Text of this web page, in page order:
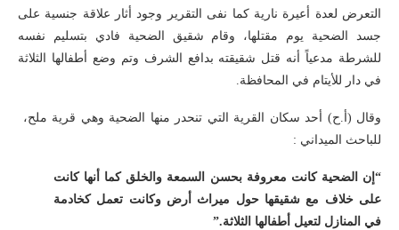
التعرض لعدة أعيرة نارية كما نفى التقرير وجود أثار علاقة جنسية على
جسد الضحية يوم مقتلها، وقام شقيق الضحية فادي بتسليم نفسه
للشرطة مدعياً أنه قتل شقيقته بدافع الشرف وتم وضع أطفالها الثلاثة
في دار للأيتام في المحافظة.
وقال (أ.ح) أحد سكان القرية التي تنحدر منها الضحية وهي قرية ملح،
للباحث الميداني :
“إن الضحية كانت معروفة بحسن السمعة والخلق كما أنها كانت
على خلاف مع شقيقها حول ميراث أرض وكانت تعمل كخادمة
في المنازل لتعيل أطفالها الثلاثة.”